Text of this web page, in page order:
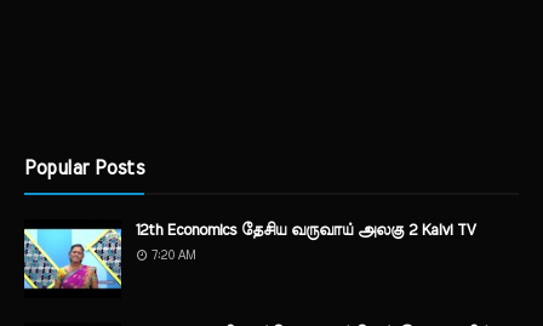
Popular Posts
12th Economics தேசிய வருவாய் அலகு 2 Kalvi TV
7:20 AM